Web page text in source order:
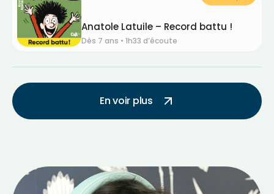
Anatole Latuile – Record battu !
Dès 7 ans • 1h33 d’écoute
En voir plus